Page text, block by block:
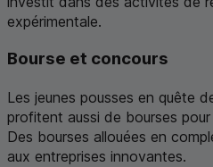
expérimentale.
Bourse et concours
Les jeunes pousses en quête
profitent aussi de bourses
Des bourses allouées en
aux entreprises innovantes.